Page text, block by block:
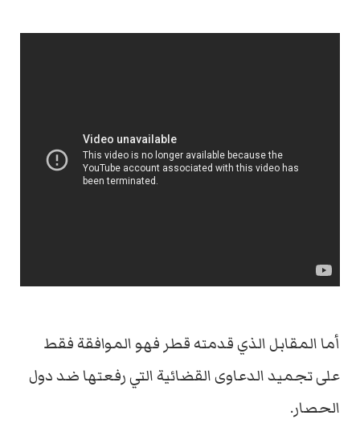
أما المقابل الذي قدمته قطر فهو الموافقة فقط
على تجميد الدعاوى القضائية التي رفعتها ضد دول
الحصار.